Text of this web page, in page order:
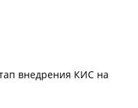
внедрения КИС на